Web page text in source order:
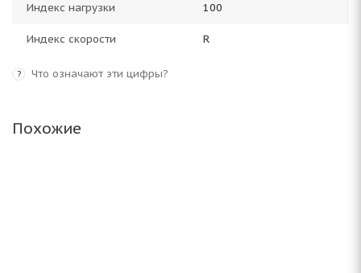
Индекс нагрузки 100
Индекс скорости R
? Что означают эти цифры?
Похожие